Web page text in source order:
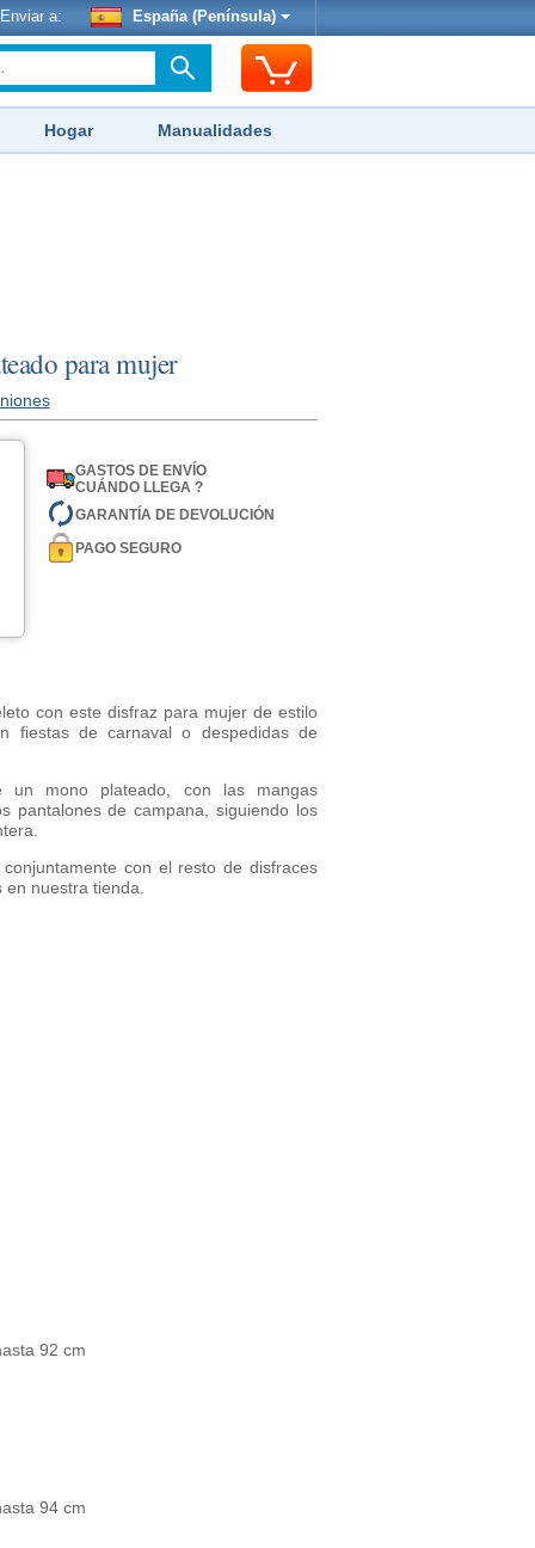
Enviar a: España (Península)
Hogar Manualidades
para mujer
GASTOS DE ENVÍO
CUÁNDO LLEGA ?
GARANTÍA DE DEVOLUCIÓN
PAGO SEGURO
con este disfraz para mujer de estilo
fiestas de carnaval o despedidas de
un mono plateado, con las mangas
pantalones de campana, siguiendo los
con el resto de disfraces
nuestra tienda.
92 cm
94 cm